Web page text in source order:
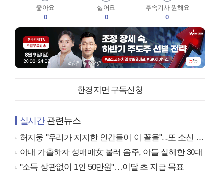
좋아요
0
싫어요
0
후속기사 원해요
0
5/5
한경지면 구독신청
실시간관련뉴스
허지웅 "우리가 지지한 인간들이 이 꼴을"...또 소신 발언
아내 가출하자 성매매女 불러 음주, 아들 살해한 30대
"소득 상관없이 1인 50만원"…이달 초 지급 목표